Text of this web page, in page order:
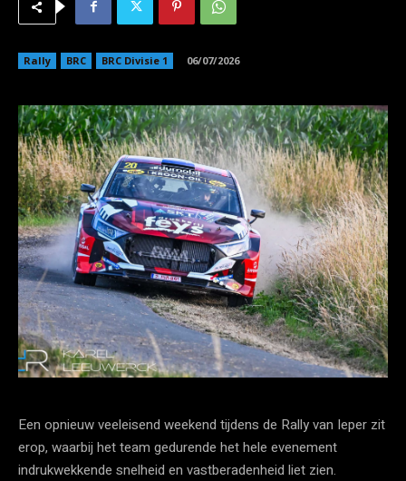
Rally BRC BRC Divisie 1 06/07/2026
Een opnieuw veeleisend weekend tijdens de Rally van Ieper zit
erop, waarbij het team gedurende het hele evenement
indrukwekkende snelheid en vastberadenheid liet zien.